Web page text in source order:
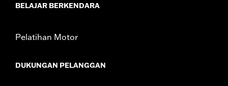
d.com/warrantyfor full details
BELAJAR BERKENDARA
Pelatihan Motor
DUKUNGAN PELANGGAN